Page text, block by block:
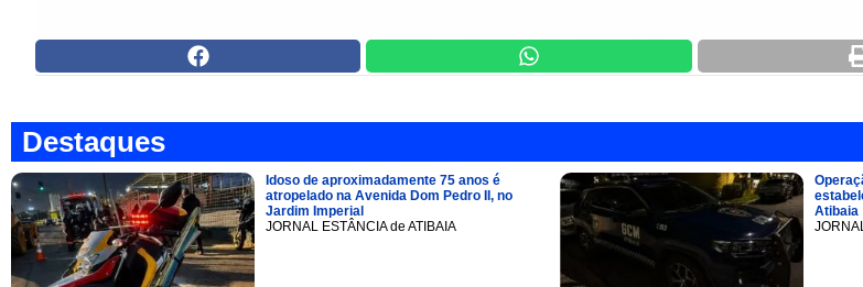
Destaques
Idoso de aproximadamente 75 anos é
atropelado na Avenida Dom Pedro II, no
Jardim Imperial
JORNAL ESTÂNCIA de ATIBAIA
Atibaia